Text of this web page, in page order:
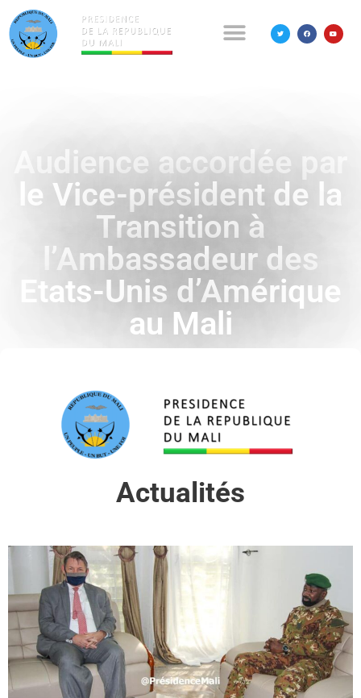
Audience accordée par
le Vice-président de la
Transition à
l’Ambassadeur des
Etats-Unis d’Amérique
au Mali
Actualités